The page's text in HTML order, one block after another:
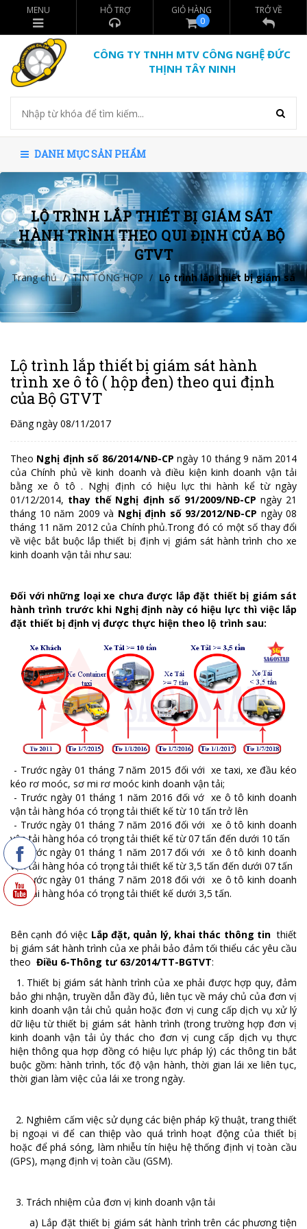
MENU HỖ TRỢ GIỎ HÀNG
0
TRỞ VỀ
CÔNG TY TNHH MTV CÔNG NGHỆ ĐỨC
THỊNH TÂY NINH
DANH MỤC SẢN PHẨM
LỘ TRÌNH LẮP THIẾT BỊ GIÁM SÁT
HÀNH TRÌNH THEO QUI ĐỊNH CỦA BỘ
GTVT
Trang chủ / TIN TỔNG HỢP / Lộ trình lắp thiết bị giám sát
Lộ trình lắp thiết bị giám sát hành
trình xe ô tô ( hộp đen) theo qui định
của Bộ GTVT
Đăng ngày 08/11/2017
Theo Nghị định số 86/2014/NĐ-CP ngày 10 tháng 9 năm 2014
của Chính phủ về kinh doanh và điều kiện kinh doanh vận tải
bằng xe ô tô . Nghị định có hiệu lực thi hành kể từ ngày
01/12/2014, thay thế Nghị định số 91/2009/NĐ-CP ngày 21
tháng 10 năm 2009 và Nghị định số 93/2012/NĐ-CP ngày 08
tháng 11 năm 2012 của Chính phủ.Trong đó có một số thay đổi
về việc bắt buộc lắp thiết bị định vị giám sát hành trình cho xe
kinh doanh vận tải như sau:
Đối với những loại xe chưa được lắp đặt thiết bị giám sát
hành trình trước khi Nghị định này có hiệu lực thì việc lắp
đặt thiết bị định vị được thực hiện theo lộ trình sau:
- Trước ngày 01 tháng 7 năm 2015 đối với xe taxi, xe đầu kéo
kéo rơ moóc, sơ mi rơ moóc kinh doanh vận tải;
- Trước ngày 01 tháng 1 năm 2016 đối vớ xe ô tô kinh doanh
vận tải hàng hóa có trọng tải thiết kế từ 10 tấn trở lên
- Trước ngày 01 tháng 7 năm 2016 đối với xe ô tô kinh doanh
vận tải hàng hóa có trọng tải thiết kế từ 07 tấn đến dưới 10 tấn
- Trước ngày 01 tháng 1 năm 2017 đối với xe ô tô kinh doanh
vận tải hàng hóa có trọng tải thiết kế từ 3,5 tấn đến dưới 07 tấn
- Trước ngày 01 tháng 7 năm 2018 đối với xe ô tô kinh doanh
vận tải hàng hóa có trọng tải thiết kế dưới 3,5 tấn.
Bên cạnh đó việc Lắp đặt, quản lý, khai thác thông tin thiết
bị giám sát hành trình của xe phải bảo đảm tối thiểu các yêu cầu
theo Điều 6-Thông tư 63/2014/TT-BGTVT:
1. Thiết bị giám sát hành trình của xe phải được hợp quy, đảm
bảo ghi nhận, truyền dẫn đầy đủ, liên tục về máy chủ của đơn vị
kinh doanh vận tải chủ quản hoặc đơn vị cung cấp dịch vụ xử lý
dữ liệu từ thiết bị giám sát hành trình (trong trường hợp đơn vị
kinh doanh vận tải ủy thác cho đơn vị cung cấp dịch vụ thực
hiện thông qua hợp đồng có hiệu lực pháp lý) các thông tin bắt
buộc gồm: hành trình, tốc độ vận hành, thời gian lái xe liên tục,
thời gian làm việc của lái xe trong ngày.
2. Nghiêm cấm việc sử dụng các biện pháp kỹ thuật, trang thiết
bị ngoại vi để can thiệp vào quá trình hoạt động của thiết bị
hoặc để phá sóng, làm nhiễu tín hiệu hệ thống định vị toàn cầu
(GPS), mạng định vị toàn cầu (GSM).
3. Trách nhiệm của đơn vị kinh doanh vận tải
a) Lắp đặt thiết bị giám sát hành trình trên các phương tiện